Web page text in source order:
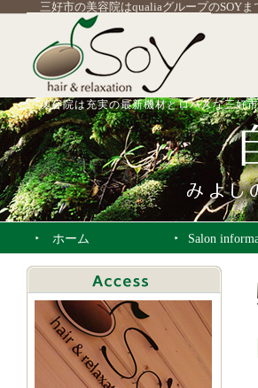
三好市の美容院はqualiaグループのSOYま
美容院は充実の最新機材とロハスな三好
ホーム Salon